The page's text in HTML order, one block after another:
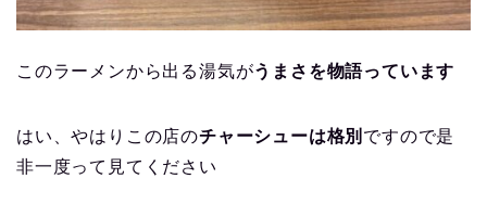
このラーメンから出る湯気がうまさを物語っています
はい、やはりこの店のチャーシューは格別 ですので是
非一度って見てください